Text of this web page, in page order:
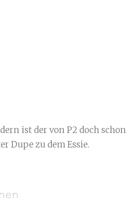
ist der von P2 doch schon
Dupe zu dem Essie.